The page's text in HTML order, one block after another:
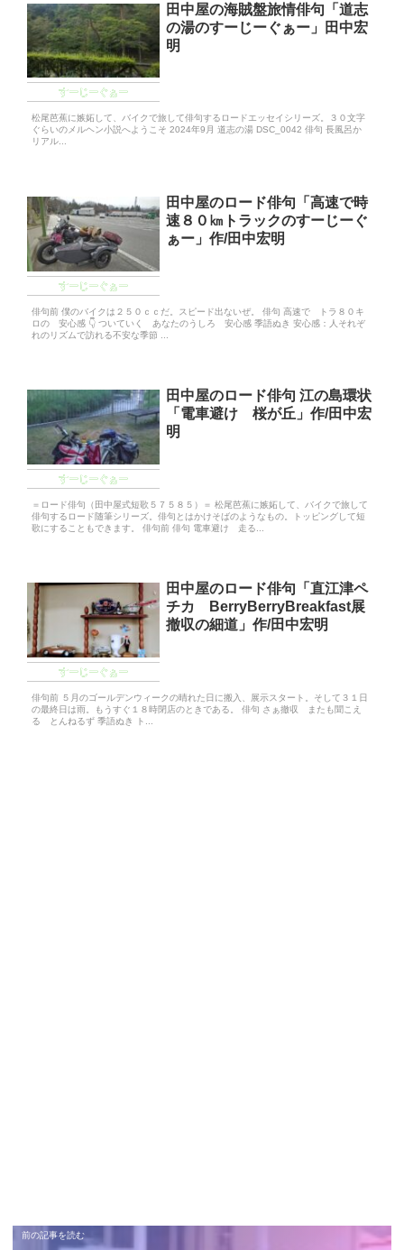
すーじーぐぁー
田中屋の海賊盤旅情俳句「道志
の湯のすーじーぐぁー」田中宏
明
松尾芭蕉に嫉妬して、バイクで旅して俳句するロードエッセイシリーズ。３０文字
ぐらいのメルヘン小説へようこそ 2024年9月 道志の湯 DSC_0042 俳句 長風呂か
リアル...
すーじーぐぁー
田中屋のロード俳句「高速で時
速８０㎞トラックのすーじーぐ
ぁー」作/田中宏明
俳句前 僕のバイクは２５０ｃｃだ。スピード出ないぜ。 俳句 高速で トラ８０キ
ロの 安心感 👇 ついていく あなたのうしろ 安心感 季語ぬき 安心感：人それぞ
れのリズムで訪れる不安な季節 ...
すーじーぐぁー
田中屋のロード俳句 江の島環状
「電車避け 桜が丘」作/田中宏
明
＝ロード俳句（田中屋式短歌５７５８５）＝ 松尾芭蕉に嫉妬して、バイクで旅して
俳句するロード随筆シリーズ。俳句とはかけそばのようなもの。トッピングして短
歌にすることもできます。 俳句前 俳句 電車避け 走る...
すーじーぐぁー
田中屋のロード俳句「直江津ペ
チカ BerryBerryBreakfast展
撤収の細道」作/田中宏明
俳句前 ５月のゴールデンウィークの晴れた日に搬入、展示スタート。そして３１日
の最終日は雨。もうすぐ１８時閉店のときである。 俳句 さぁ撤収 またも聞こえ
る とんねるず 季語ぬき ト...